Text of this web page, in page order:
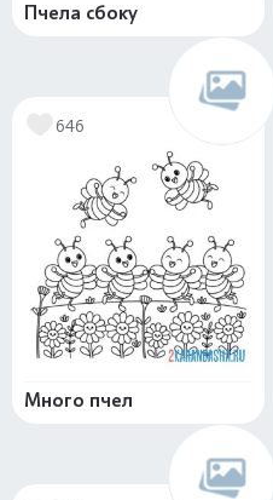
Пчела сбоку
646
Много пчел